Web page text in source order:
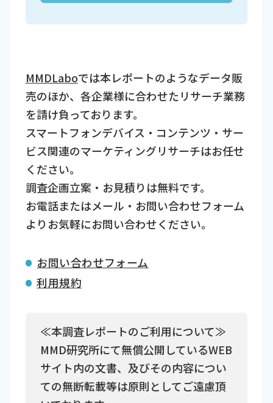
MMDLaboでは本レポートのようなデータ販
売のほか、各企業様に合わせたリサーチ業務
を請け負っております。
スマートフォンデバイス・コンテンツ・サー
ビス関連のマーケティングリサーチはお任せ
ください。
調査企画立案・お見積りは無料です。
お電話またはメール・お問い合わせフォーム
よりお気軽にお問い合わせください。
お問い合わせフォーム
利用規約
≪本調査レポートのご利用について≫
MMD研究所にて無償公開しているWEB
サイト内の文書、及びその内容につい
ての無断転載等は原則としてご遠慮頂